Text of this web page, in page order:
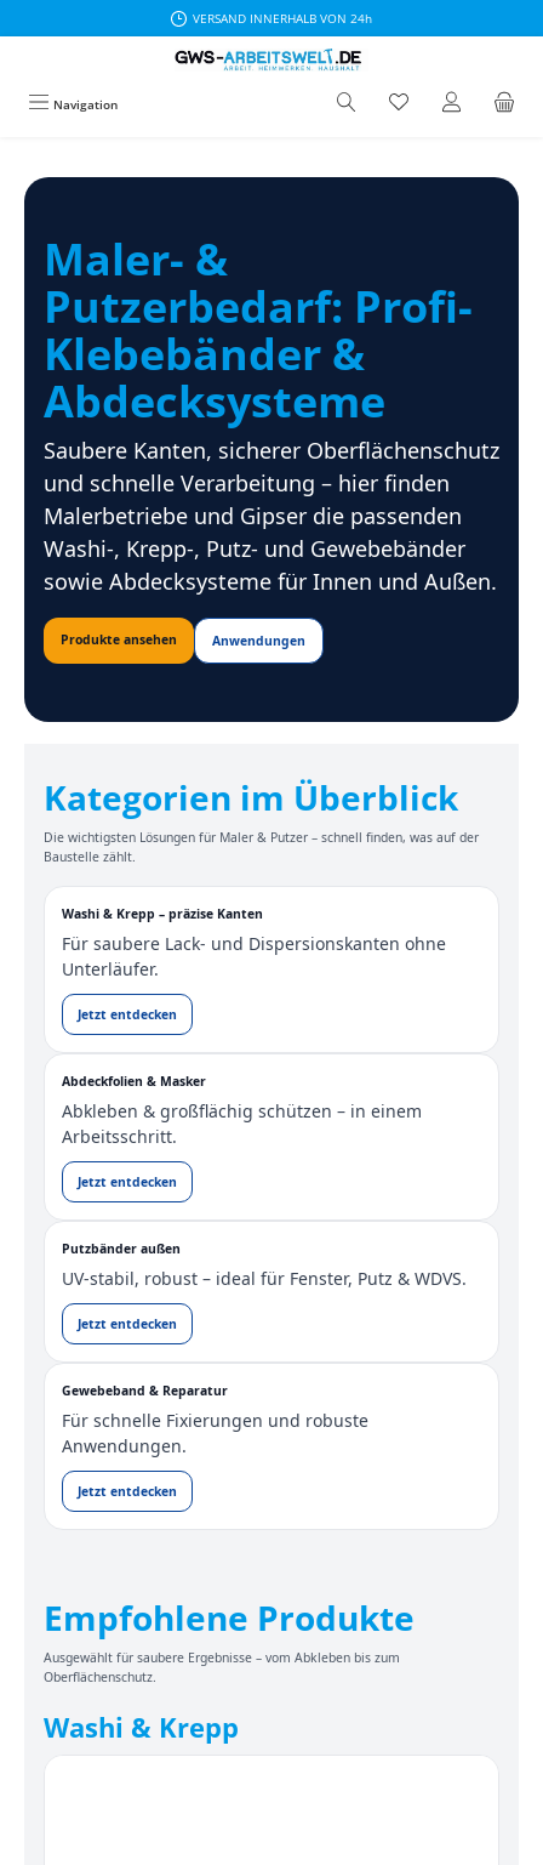
VERSAND INNERHALB VON 24h
Navigation
Maler- &
Putzerbedarf: Profi-
Klebebänder &
Abdecksysteme
Saubere Kanten, sicherer Oberflächenschutz
und schnelle Verarbeitung – hier finden
Malerbetriebe und Gipser die passenden
Washi-, Krepp-, Putz- und Gewebebänder
sowie Abdecksysteme für Innen und Außen.
Produkte ansehen Anwendungen
Kategorien im Überblick
Die wichtigsten Lösungen für Maler & Putzer – schnell finden, was auf der
Baustelle zählt.
Washi & Krepp – präzise Kanten
Für saubere Lack- und Dispersionskanten ohne
Unterläufer.
Jetzt entdecken
Abdeckfolien & Masker
Abkleben & großflächig schützen – in einem
Arbeitsschritt.
Jetzt entdecken
Putzbänder außen
UV-stabil, robust – ideal für Fenster, Putz & WDVS.
Jetzt entdecken
Gewebeband & Reparatur
Für schnelle Fixierungen und robuste
Anwendungen.
Jetzt entdecken
Empfohlene Produkte
Ausgewählt für saubere Ergebnisse – vom Abkleben bis zum
Oberflächenschutz.
Washi & Krepp